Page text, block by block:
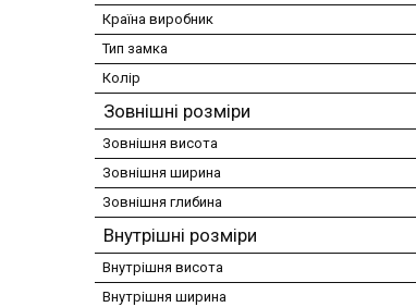
Країна виробник
Тип замка
Колір
Зовнішні розміри
Зовнішня висота
Зовнішня ширина
Зовнішня глибина
Внутрішні розміри
Внутрішня висота
Внутрішня ширина